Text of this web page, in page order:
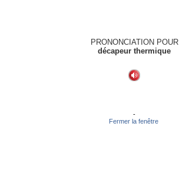
PRONONCIATION POUR
décapeur thermique
-
Fermer la fenêtre